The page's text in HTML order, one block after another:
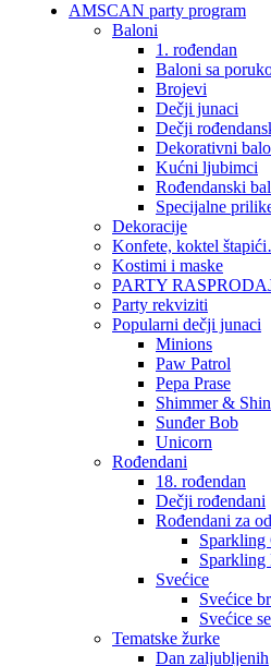
AMSCAN party program
Baloni
1. rođendan
Baloni sa
Brojevi
Dečji junaci
Dečji
Dekorativni
Kućni ljubimci
Rođendanski
Specijalne
Dekoracije
Konfete, koktel
Kostimi i maske
PARTY
Party rekviziti
Popularni dečji junaci
Minions
Paw Patrol
Pepa Prase
Shimmer &
Sunđer Bob
Unicorn
Rođendani
18. rođendan
Dečji rođendani
Rođendani za
Sparkling
Sparkling
Svećice
Svećice
Svećice
Tematske žurke
Dan zaljubljenih